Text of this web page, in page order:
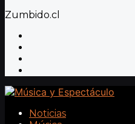
Zumbido.cl
Noticias